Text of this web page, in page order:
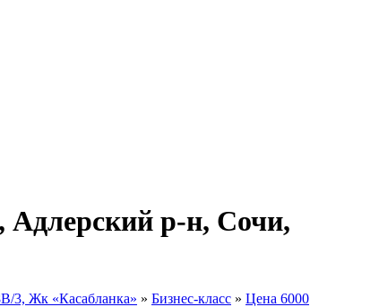
р-н, Сочи,
3, Жк «Касабланка» » Бизнес-класс » Цена 6000